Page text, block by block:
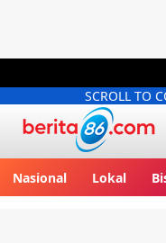
SCROLL TO
Nasional Lokal